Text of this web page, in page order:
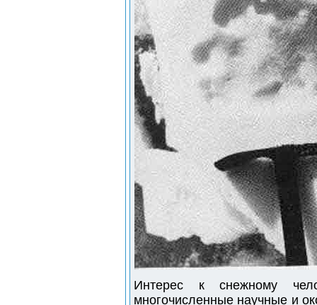
Интерес к снежному
многочисленные научные и